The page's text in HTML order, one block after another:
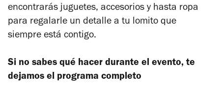
encontrarás juguetes, accesorios y hasta ropa
para regalarle un detalle a tu lomito que
siempre está contigo.
Si no sabes qué hacer durante el evento, te
dejamos el programa completo